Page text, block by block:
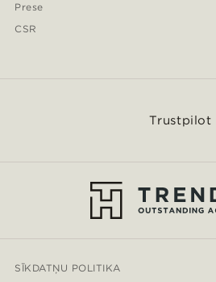
Prese
CSR
Trustpilot
SĪKDATŅU POLITIKA